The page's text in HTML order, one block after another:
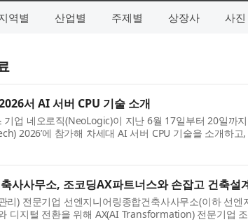
역별 산업별 주제별 상장사 사진
서 AI 서버 CPU 기술 소개
업 네오로직(NeoLogic)이 지난 6월 17일부터 20일까
2026’에 참가해 차세대 AI 서버 CPU 기술을 소개하
사사무소, 조코딩AX파트너스와 손잡고 건축설
리) 전문기업 선엔지니어링종합건축사사무소(이하 선
디지털 전환을 위해 AX(AI Transformation) 전문기업